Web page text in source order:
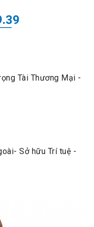
Tài Thương Mại -
Sở hữu Trí tuệ -